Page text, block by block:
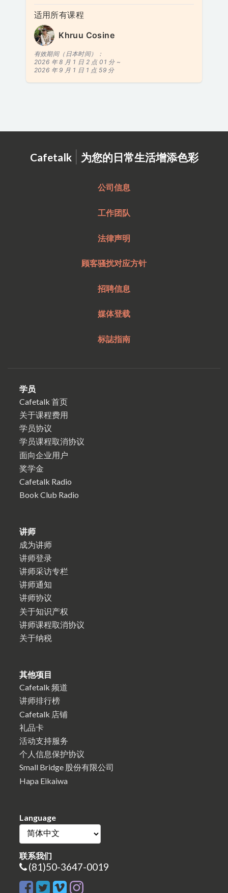
适用所有课程
Khruu Cosine
有效期间（日本时间）：
2026 年 8 月 1 日 2 点 01 分 ~
2026 年 9 月 1 日 1 点 59 分
Cafetalk | 为您的日常生活增添色彩
公司信息
工作团队
法律声明
顾客骚扰对应方针
招聘信息
媒体登载
标誌指南
学员
Cafetalk 首页
关于课程费用
学员协议
学员课程取消协议
面向企业用户
奖学金
Cafetalk Radio
Book Club Radio
讲师
成为讲师
讲师登录
讲师采访专栏
讲师通知
讲师协议
关于知识产权
讲师课程取消协议
关于纳税
其他项目
Cafetalk 频道
讲师排行榜
Cafetalk 店铺
礼品卡
活动支持服务
个人信息保护协议
Small Bridge 股份有限公司
Hapa Eikaiwa
Language
联系我们
(81)50-3647-0019